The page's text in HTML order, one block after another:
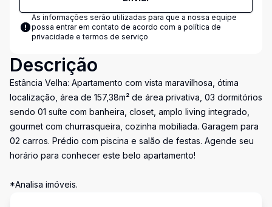
As informações serão utilizadas para que a nossa equipe
possa entrar em contato de acordo com a política de
privacidade e termos de serviço
Descrição
Estância Velha: Apartamento com vista maravilhosa, ótima
localização, área de 157,38m² de área privativa, 03 dormitórios
sendo 01 suíte com banheira, closet, amplo living integrado,
gourmet com churrasqueira, cozinha mobiliada. Garagem para
02 carros. Prédio com piscina e salão de festas. Agende seu
horário para conhecer este belo apartamento!
*Analisa imóveis.